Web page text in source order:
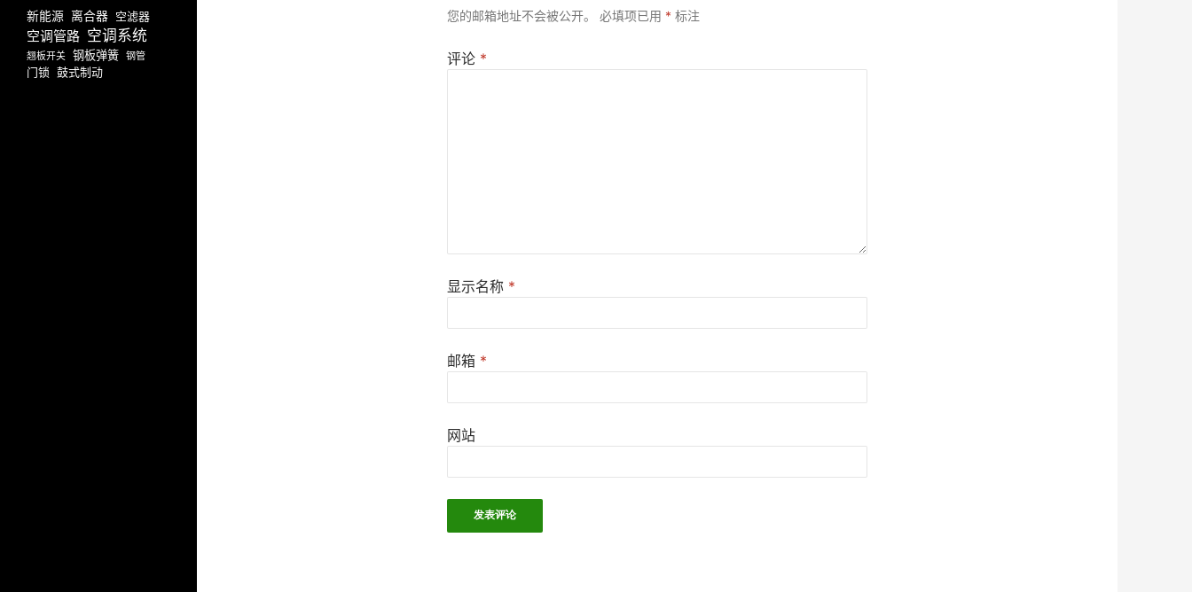
您的邮箱地址不会被公开。 必填项已用 * 标注
评论 *
显示名称 *
邮箱 *
网站
新能源 离合器 空滤器
空调管路 空调系统
翘板开关 钢板弹簧 钢管
门锁 鼓式制动